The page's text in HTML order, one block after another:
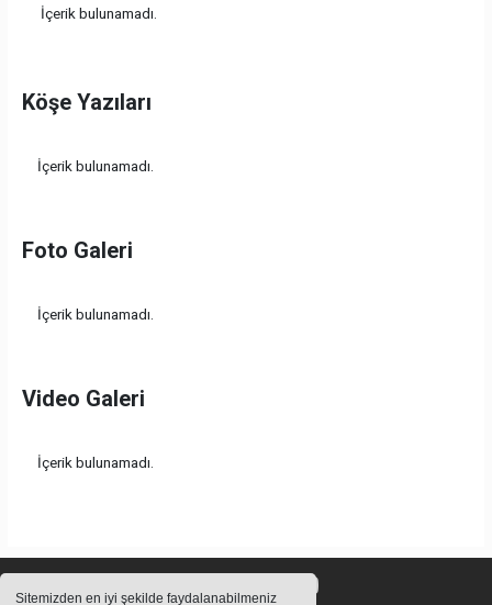
Sitemizden en iyi şekilde faydalanabilmeniz
İçerik bulunamadı.
Köşe Yazıları
İçerik bulunamadı.
Foto Galeri
İçerik bulunamadı.
Video Galeri
İçerik bulunamadı.